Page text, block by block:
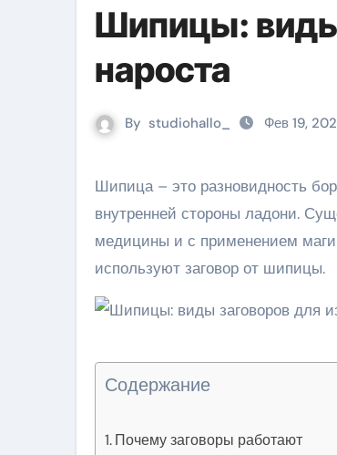
Шипицы: виды
нароста
By studiohallo_ Фев 19,
Шипица – это разновидность бородавки, которая локализуется на ногах в области стопы и на руках с
внутренней стороны ладони.
медицины и с применением
используют заговор от шипицы.
Содержание
Почему заговоры работают